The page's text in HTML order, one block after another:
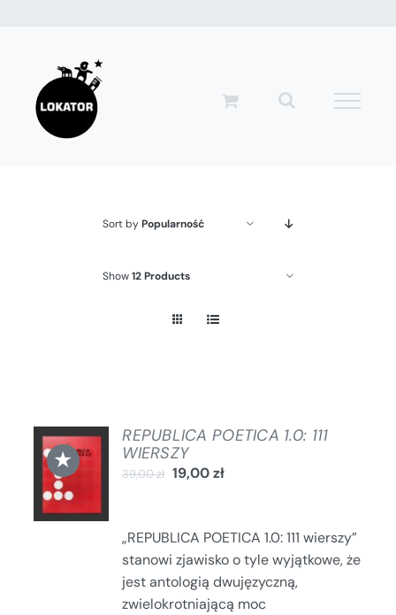
zawartości
Sort byPopularność
Show12 Products
★
DODAJ
DO
KOSZYKA
/
SZCZEGÓŁY
REPUBLICA POETICA 1.0: 111
WIERSZY
39,00zł 19,00zł
„REPUBLICA POETICA 1.0: 111 wierszy”
stanowi zjawisko o tyle wyjątkowe, że
jest antologią dwujęzyczną,
zwielokrotniającą moc